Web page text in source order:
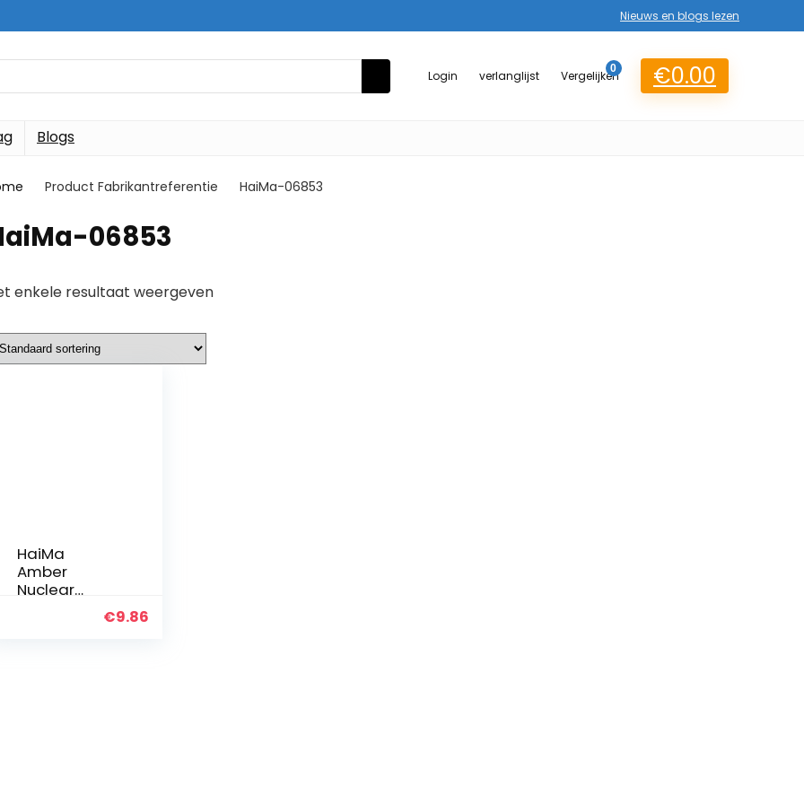
Nieuws en blogs lezen
Login verlanglijst 0
Vergelijken €0.00
Blogs
Product Fabrikantreferentie ‎HaiMa-06853
06853
enkele resultaat weergeven
HaiMa
Amber
Nuclear
Carving Mini
Handboor –€9.86